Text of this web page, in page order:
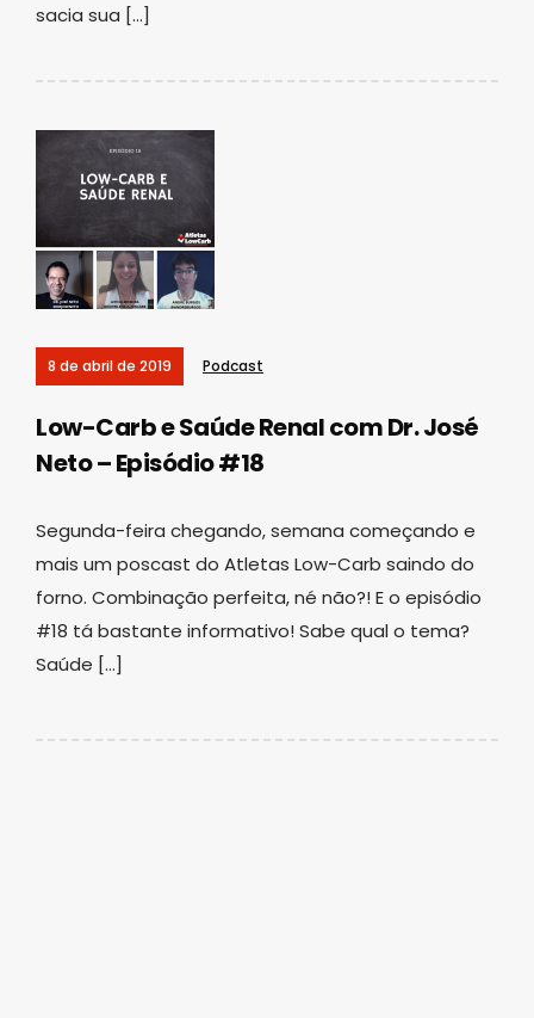
sacia sua […]
8 de abril de 2019 Podcast
Low-Carb e Saúde Renal com Dr. José
Neto – Episódio #18
Segunda-feira chegando, semana começando e
mais um poscast do Atletas Low-Carb saindo do
forno. Combinação perfeita, né não?! E o episódio
#18 tá bastante informativo! Sabe qual o tema?
Saúde […]